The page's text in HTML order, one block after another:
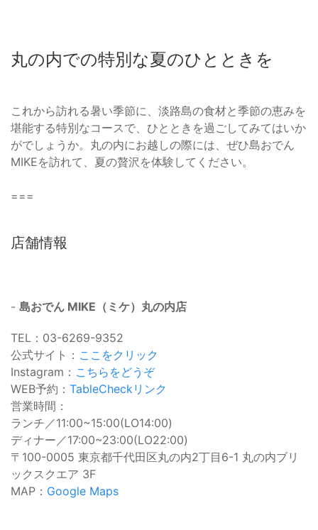
丸の内での特別な夏のひとときを
これから訪れる暑い季節に、淡路島の食材と季節の恵みを
堪能する特別なコースで、ひとときを過ごしてみてはいか
がでしょうか。丸の内にお越しの際には、ぜひ島おでん
MIKEを訪れて、夏の贅沢を体験してください。
===
店舗情報
- 島おでん MIKE（ミケ）丸の内店
TEL：03-6269-9352
公式サイト： ここをクリック
Instagram： こちらをどうぞ
WEB予約： TableCheckリンク
営業時間：
ランチ／11:00~15:00(LO14:00)
ディナー／17:00~23:00(LO22:00)
〒100-0005 東京都千代田区丸の内2丁目6-1 丸の内ブリ
ックスクエア 3F
MAP： Google Maps